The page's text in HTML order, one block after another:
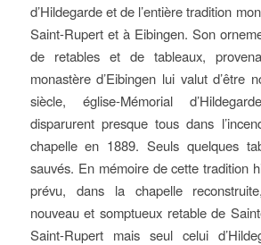
d’Hildegarde et de l’entière tradition
Saint-Rupert et à Eibingen. Son
de retables et de tableaux,
monastère d’Eibingen lui valut d’être
siècle, église-Mémorial
disparurent presque tous dans
chapelle en 1889. Seuls quelques
sauvés. En mémoire de cette tradition
prévu, dans la chapelle
nouveau et somptueux retable de
Saint-Rupert mais seul celui